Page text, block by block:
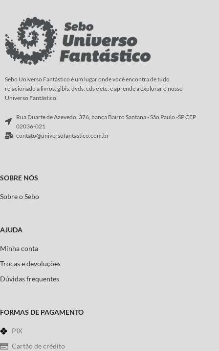
Sebo Universo Fantástico é um lugar onde você encontra de tudo
relacionado a livros, gibis, dvds, cds e etc. e aprende a explorar o nosso
Universo Fantástico.
Rua Duarte de Azevedo, 376, banca Bairro Santana - São Paulo -SP CEP
02036-021
contato@universofantastico.com.br
SOBRE NÓS
Sobre o Sebo
AJUDA
Minha conta
Trocas e devoluções
Dúvidas frequentes
FORMAS DE PAGAMENTO
PIX
Cartão de crédito